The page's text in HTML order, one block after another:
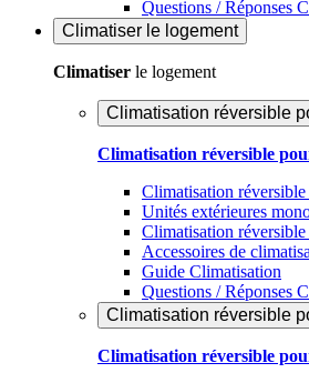
Questions / Réponses
Climatiser le logement
Climatiser le logement
Climatisation réversible
Climatisation réversible
Climatisation
Unités extérieures
Climatisation réversible
Accessoires de
Guide Climatisation
Questions / Réponses
Climatisation réversible
Climatisation réversible